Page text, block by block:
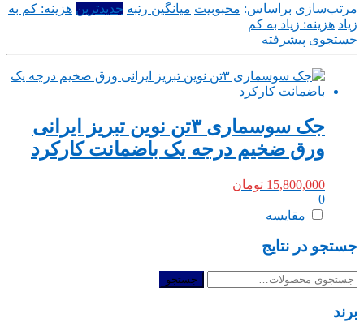
مرتب‌سازی براساس: محبوبیت میانگین رتبه جدیدترین هزینه: کم به
زیاد هزینه: زیاد به کم
جستجوی پیشرفته
جک سوسماری ۳تن نوین تبریز ایرانی
ورق ضخیم درجه یک باضمانت کارکرد
15,800,000 تومان
0
مقایسه
جستجو در نتایج
جستجو
جستجو
برند